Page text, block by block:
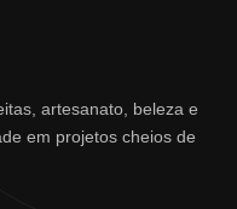
artesanato, beleza e
em projetos cheios de